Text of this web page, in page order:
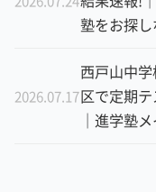
塾をお探
2026.07.17
西戸山中
区で定期
｜進学塾